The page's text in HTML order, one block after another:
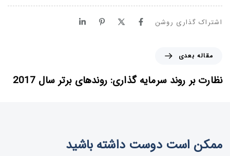
اشتراک گذاری روشن
مقاله بعدی
نظارت بر روند سرمایه گذاری: روندهای برتر سال 2017
ممکن است دوست داشته باشید